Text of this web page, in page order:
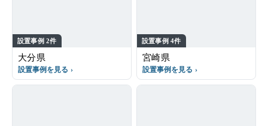
設置事例 2件
大分県
設置事例を見る
設置事例 4件
宮崎県
設置事例を見る